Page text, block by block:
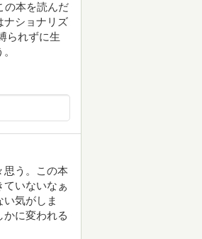
の本を読んだ
ナショナリズ
られずに生
思う。この本
いないなぁ
気がしま
に変われる